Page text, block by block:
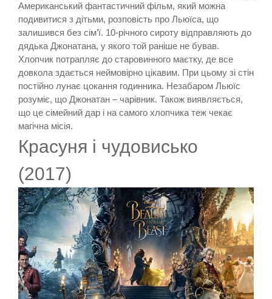
Американський фантастичний фільм, який можна
подивитися з дітьми, розповість про Льюїса, що
залишився без сім’ї. 10-річного сироту відправляють до
дядька Джонатана, у якого той раніше не бував.
Хлопчик потрапляє до старовинного маєтку, де все
довкола здається неймовірно цікавим. При цьому зі стін
постійно лунає цокання годинника. Незабаром Льюїс
розуміє, що Джонатан – чарівник. Також виявляється,
що це сімейний дар і на самого хлопчика теж чекає
магічна місія.
Красуня і чудовисько
(2017)